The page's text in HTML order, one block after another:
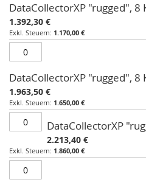
für
gruppiertes
Produkt
DataCollectorXP "rugged", 8
1.392,30 €
1.170,00 €
DataCollectorXP "rugged", 8
1.963,50 €
1.650,00 €
DataCollectorXP
2.213,40 €
1.860,00 €